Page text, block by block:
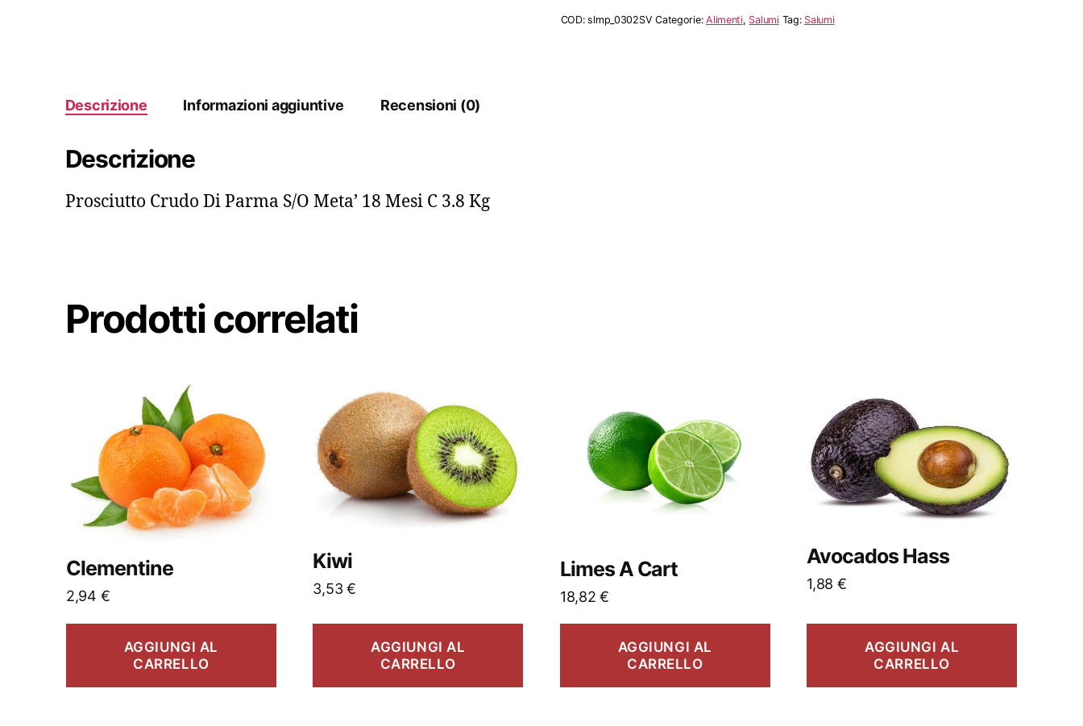
S/O
COD:slmp_0302SV Categorie:Alimenti, Salumi Tag: Salumi
Descrizione Informazioni aggiuntive Recensioni (0)
Descrizione
Prosciutto Crudo Di Parma S/O Meta’ 18 Mesi C 3.8 Kg
Prodotti correlati
Clementine
2,94 €
AGGIUNGI AL
CARRELLO
Kiwi
3,53€
AGGIUNGI AL
CARRELLO
Limes A Cart
18,82€
AGGIUNGI AL
CARRELLO
Avocados Hass
1,88 €
AGGIUNGI AL
CARRELLO